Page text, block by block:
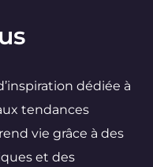
dédiée à
tendances
vie grâce à des
et des